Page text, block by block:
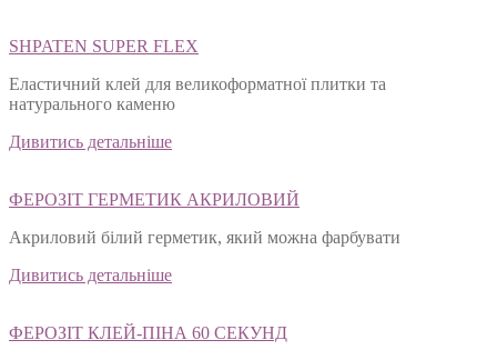
SHPATEN SUPER FLEX
Еластичний клей для великоформатної плитки та
натурального каменю
Дивитись детальніше
ФЕРОЗІТ ГЕРМЕТИК АКРИЛОВИЙ
Акриловий білий герметик, який можна фарбувати
Дивитись детальніше
ФЕРОЗІТ КЛЕЙ-ПІНА 60 СЕКУНД